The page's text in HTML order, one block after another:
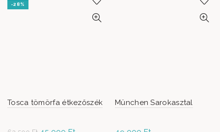
-28%
Tosca tömörfa étkezőszék München Sarokasztal